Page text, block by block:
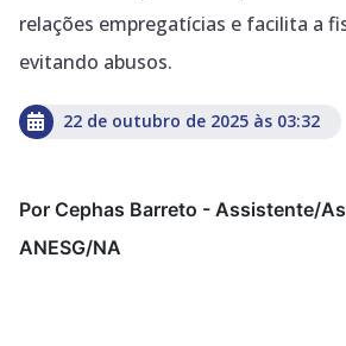
relações empregatícias e facilita a
evitando abusos.
22 de outubro de 2025 às 03:32
Por Cephas Barreto - Assistente/
ANESG/NA